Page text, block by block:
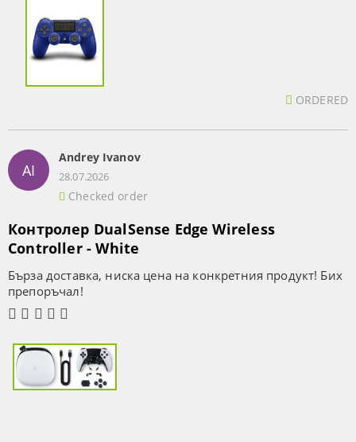
ORDERED
AI
Andrey Ivanov
28.07.2026
Checked order
Контролер DualSense Edge Wireless
Controller - White
Бърза доставка, ниска цена на конкретния продукт! Бих
препоръчал!